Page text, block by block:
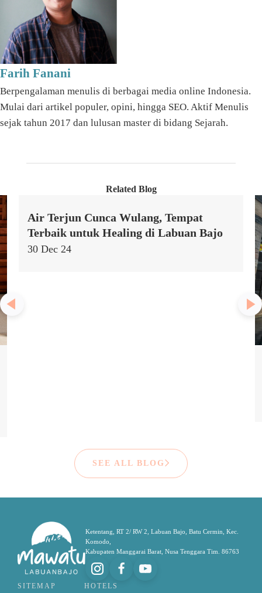
Farih Fanani
Berpengalaman menulis di berbagai media online Indonesia.
Mulai dari artikel populer, opini, hingga SEO. Aktif Menulis
sejak tahun 2017 dan lulusan master di bidang Sejarah.
Related Blog
Air Terjun Cunca Wulang, Tempat
Terbaik untuk Healing di Labuan Bajo
30 Dec 24
SEE ALL BLOG
SITEMAP HOTELS
Ketentang, RT 2/ RW 2, Labuan Bajo, Batu Cermin, Kec.
Komodo,
Kabupaten Manggarai Barat, Nusa Tenggara Tim. 86763